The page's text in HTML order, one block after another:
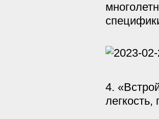
4.
легкость,